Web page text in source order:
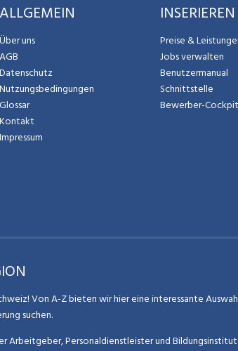
ALLGEMEIN
Über uns
AGB
Datenschutz
Nutzungsbedingungen
Glossar
Kontakt
Impressum
INSERIEREN
Preise &
Jobs verwalten
Benutzermanual
Schnittstelle
Bewerber-Cockpit
Von A-Z bieten wir hier eine interessante
suchen.
Arbeitgeber, Personaldienstleister und